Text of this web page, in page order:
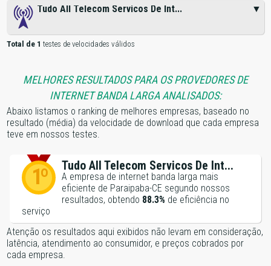
Tudo All Telecom Servicos De Int... ▼
Total de 1 testes de velocidades válidos
MELHORES RESULTADOS PARA OS PROVEDORES DE
INTERNET BANDA LARGA ANALISADOS:
Abaixo listamos o ranking de melhores empresas, baseado no
resultado (média) da velocidade de download que cada empresa
teve em nossos testes.
1º Tudo All Telecom Servicos De Int...
A empresa de internet banda larga mais
eficiente de Paraipaba-CE segundo nossos
resultados, obtendo 88.3% de eficiência no
serviço
Atenção os resultados aqui exibidos não levam em consideração,
latência, atendimento ao consumidor, e preços cobrados por
cada empresa.